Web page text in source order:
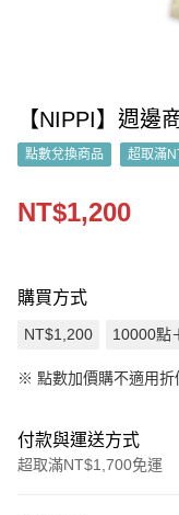
【NIPPI】週邊
點數兌換商品 超取滿
NT$1,200
購買方式
NT$1,200 10000點
※ 點數加價購不適用
付款與運送方式
超取滿NT$1,700免運